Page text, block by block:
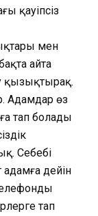
қауіпсіз
мен
айта
қызықтырақ.
Адамдар өз
тап болады
Себебі
адамға дейін
тап